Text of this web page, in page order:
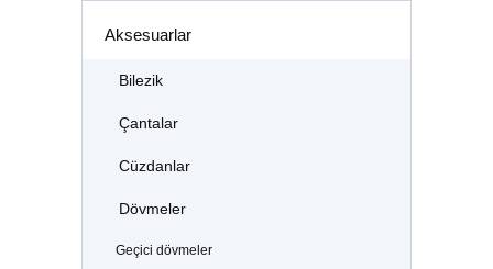
Aksesuarlar
Bilezik
Çantalar
Cüzdanlar
Dövmeler
Geçici dövmeler